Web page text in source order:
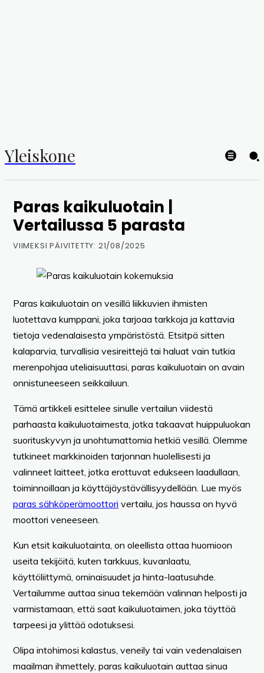
Yleiskone
Paras kaikuluotain |
Vertailussa 5 parasta
VIIMEKSI PÄIVITETTY: 21/08/2025
Paras kaikuluotain on vesillä liikkuvien ihmisten
luotettava kumppani, joka tarjoaa tarkkoja ja kattavia
tietoja vedenalaisesta ympäristöstä. Etsitpä sitten
kalaparvia, turvallisia vesireittejä tai haluat vain tutkia
merenpohjaa uteliaisuuttasi, paras kaikuluotain on avain
onnistuneeseen seikkailuun.
Tämä artikkeli esittelee sinulle vertailun viidestä
parhaasta kaikuluotaimesta, jotka takaavat huippuluokan
suorituskyvyn ja unohtumattomia hetkiä vesillä. Olemme
tutkineet markkinoiden tarjonnan huolellisesti ja
valinneet laitteet, jotka erottuvat edukseen laadullaan,
toiminnoillaan ja käyttäjäystävällisyydellään. Lue myös
paras sähköperämoottori vertailu, jos haussa on hyvä
moottori veneeseen.
Kun etsit kaikuluotainta, on oleellista ottaa huomioon
useita tekijöitä, kuten tarkkuus, kuvanlaatu,
käyttöliittymä, ominaisuudet ja hinta-laatusuhde.
Vertailumme auttaa sinua tekemään valinnan helposti ja
varmistamaan, että saat kaikuluotaimen, joka täyttää
tarpeesi ja ylittää odotuksesi.
Olipa intohimosi kalastus, veneily tai vain vedenalaisen
maailman ihmettely, paras kaikuluotain auttaa sinua